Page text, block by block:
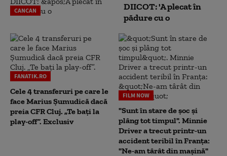
CANCAN
DIICOT: 'A plecat în
pădure cu o
FANATIK.RO
Cele 4 transferuri pe care le
face Marius Șumudică dacă
preia CFR Cluj. „Te bați la
play-off”. Exclusiv
FILM NOW
"Sunt în stare de șoc și
plâng tot timpul". Minnie
Driver a trecut printr-un
accident teribil în Franța:
"Ne-am târât din mașină"